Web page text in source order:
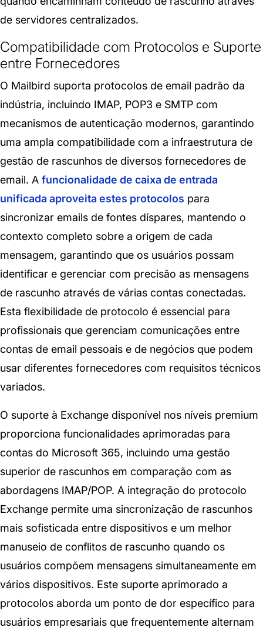
de servidores centralizados.
Compatibilidade com Protocolos e Suporte
entre Fornecedores
O Mailbird suporta protocolos de email padrão da
indústria, incluindo IMAP, POP3 e SMTP com
mecanismos de autenticação modernos, garantindo
uma ampla compatibilidade com a infraestrutura de
gestão de rascunhos de diversos fornecedores de
email. A funcionalidade de caixa de entrada
unificada aproveita estes protocolos para
sincronizar emails de fontes díspares, mantendo o
contexto completo sobre a origem de cada
mensagem, garantindo que os usuários possam
identificar e gerenciar com precisão as mensagens
de rascunho através de várias contas conectadas.
Esta flexibilidade de protocolo é essencial para
profissionais que gerenciam comunicações entre
contas de email pessoais e de negócios que podem
usar diferentes fornecedores com requisitos técnicos
variados.
O suporte à Exchange disponível nos níveis premium
proporciona funcionalidades aprimoradas para
contas do Microsoft 365, incluindo uma gestão
superior de rascunhos em comparação com as
abordagens IMAP/POP. A integração do protocolo
Exchange permite uma sincronização de rascunhos
mais sofisticada entre dispositivos e um melhor
manuseio de conflitos de rascunho quando os
usuários compõem mensagens simultaneamente em
vários dispositivos. Este suporte aprimorado a
protocolos aborda um ponto de dor específico para
usuários empresariais que frequentemente alternam